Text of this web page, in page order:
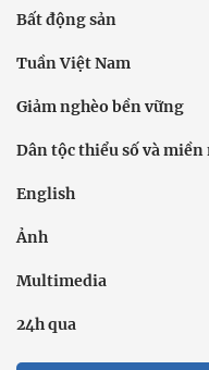
Bất động sản
Tuần Việt Nam
Giảm nghèo bền vững
Dân tộc thiểu số và miền
English
Ảnh
Multimedia
24h qua